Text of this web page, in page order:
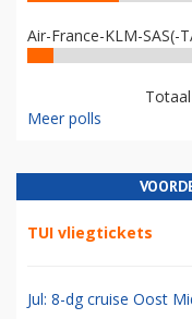
Air-France-KLM-SAS(-
Meer polls
TUI vliegtickets
Jul: 8-dg cruise Oost